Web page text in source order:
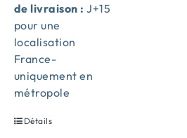
de livraison : J+15
pour une
localisation
France-
uniquement en
métropole
Détails